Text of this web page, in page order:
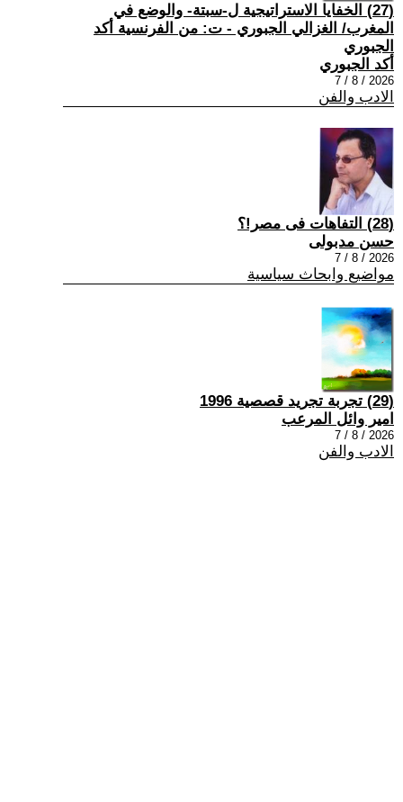
(27) الخفايا الاستراتيجية ل-سبتة- والوضع في
المغرب/ الغزالي الجبوري - ت: من الفرنسية أكد
الجبوري
أكد الجبوري
2026 / 8 / 7
الادب والفن
(28) التفاهات فى مصر!؟
حسن مدبولى
2026 / 8 / 7
مواضيع وابحاث سياسية
(29) تجربة تجريد قصصية 1996
امير وائل المرعب
2026 / 8 / 7
الادب والفن